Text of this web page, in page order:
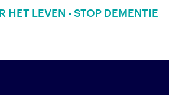
HET LEVEN - STOP DEMENTIE